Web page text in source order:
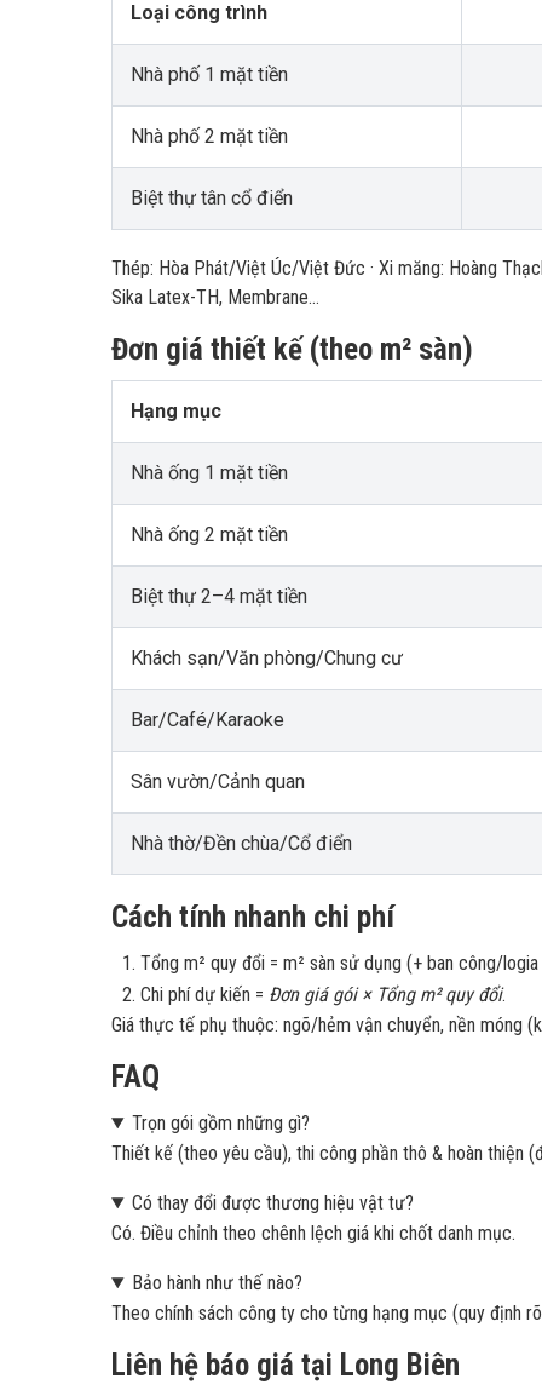
Loại công trình
Nhà phố 1 mặt tiền
Nhà phố 2 mặt tiền
Biệt thự tân cổ điển
Thép: Hòa Phát/Việt Úc/Việt Đức · Xi măng: Hoàng
Sika Latex-TH, Membrane…
Đơn giá thiết kế (theo m² sàn)
Hạng mục
Nhà ống 1 mặt tiền
Nhà ống 2 mặt tiền
Biệt thự 2–4 mặt tiền
Khách sạn/Văn phòng/Chung cư
Bar/Café/Karaoke
Sân vườn/Cảnh quan
Nhà thờ/Đền chùa/Cổ điển
Cách tính nhanh chi phí
Tổng m² quy đổi = m² sàn sử dụng (+ ban công/
Chi phí dự kiến = Đơn giá gói × Tổng m² quy đổi.
Giá thực tế phụ thuộc: ngõ/hẻm vận chuyển, nền móng
FAQ
Trọn gói gồm những gì?
Thiết kế (theo yêu cầu), thi công phần thô & hoàn thiện
Có thay đổi được thương hiệu vật tư?
Có. Điều chỉnh theo chênh lệch giá khi chốt danh mục.
Bảo hành như thế nào?
Theo chính sách công ty cho từng hạng mục (quy định
Liên hệ báo giá tại Long Biên